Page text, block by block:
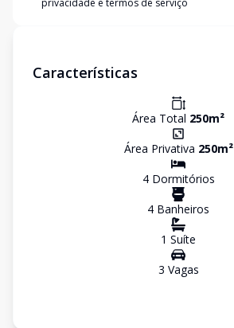
privacidade e termos de serviço
Características
Área Total 250m²
Área Privativa 250m²
4Dormitórios
4 Banheiros
1 Suíte
3 Vagas